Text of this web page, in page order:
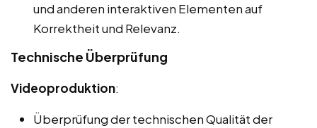
und anderen interaktiven Elementen auf
Korrektheit und Relevanz.
Technische Überprüfung
Videoproduktion:
Überprüfung der technischen Qualität der